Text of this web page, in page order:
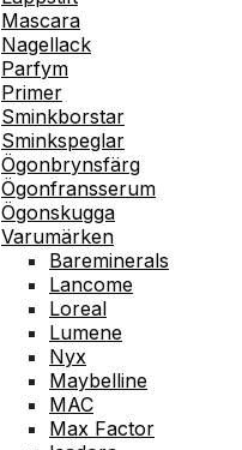
Mascara
Nagellack
Parfym
Primer
Sminkborstar
Sminkspeglar
Ögonbrynsfärg
Ögonfransserum
Ögonskugga
Varumärken
Bareminerals
Lancome
Loreal
Lumene
Nyx
Maybelline
MAC
Max Factor